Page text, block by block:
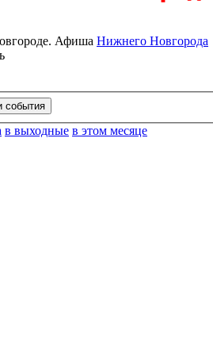
Афиша Нижнего Новгорода
в выходные в этом месяце